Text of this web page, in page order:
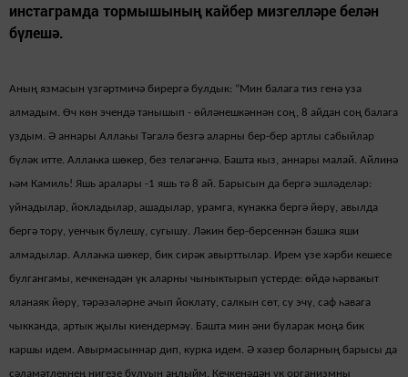
инстаграмда тормышының кайбер мизгелләре белән
бүлешә.
Аның язмасын үзгәртмичә бирергә булдык: “Мин балага тиз генә уза
алмадым. Өч көн эчендә танышып - өйләнешкәннән соң, 8 айдан соң балага
уздым. Ә аннары Аллаһы Тәгалә безгә аларны бер-бер артлы сабыйлар
бүләк итте. Аллаһка шөкер, без теләгәнчә. Башта кыз, аннары малай. Айлинә
һәм Камиль! Яшь аралары -1 яшь тә 8 ай. Барысын да бергә эшләделәр:
уйнадылар, йокладылар, ашадылар, урамга, кунакка бергә йөрү, авылда
бергә тору, уенчык бүлешү, сугышу. Ләкин бер-берсеннән башка яши
алмадылар. Аллаһка шөкер, бик сирәк авырттылар. Ирем үзе хәрби кешесе
булгангамы, кечкенәдән үк аларны чыныктырып үстерде: өйдә һәрвакыт
яланаяк йөрү, тәрәзәләрне ачып йоклату, салкын сөт, су эчү, саф һавага
чыкканда, артык җылы киендермәү. Башта мин әни буларак моңа бик
каршы идем. Авырмасыннар дип, курка идем. Ә хәзер боларның барысы да
сәламәтлекнең нигезе булуын аңлыйм. Кечкенәдән үк организмны